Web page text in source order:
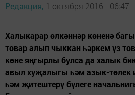
Редакция, 1 октября 2016 - 06:47
Халыкарар өлкәннәр көненә
товар алып чыккан һәркем үз
көне яңгырлы булса да халык
авыл хуҗалыгы һәм азык-төлек
һәм җитештерү бүлеге